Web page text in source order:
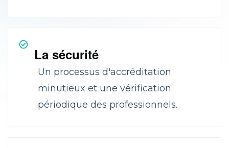
La sécurité
Un processus d'accréditation
minutieux et une vérification
périodique des professionnels.